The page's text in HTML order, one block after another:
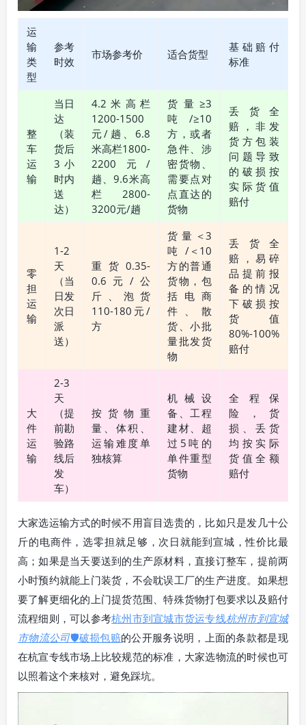
运
输
类
型
参考
时效
市场参考价 适合货型
基础赔付
标准
整
车
运
输
当日
达
（装
货后
3小
时内
送
达）
4.2米高栏
1200-1500
元/趟、6.8
米高栏1800-
2200元/
趟、9.6米高
栏2800-
3200元/趟
货量≥3
吨/≥10
方，或者
急件、涉
密货物、
需要点对
点直达的
货物
丢货全
赔，非发
货方包装
问题导致
的破损按
实际货值
赔付
零
担
运
输
1-2
天
（当
日发
次日
派
送）
重货0.35-
0.6元/公
斤、泡货
110-180元/
方
货量＜3
吨/＜10
方的普通
货物，包
括电商
件、散
货、小批
量批发货
物
丢货全
赔，易碎
品提前报
备的情况
下破损按
货值
80%-100%
赔付
大
件
运
输
2-3
天
（提
前勘
验路
线后
发
车）
按货物重
量、体积、
运输难度单
独核算
机械设
备、工程
建材、超
过5吨的
单件重型
货物
全程保
险，货
损、丢货
均按实际
货值全额
赔付
大家选运输方式的时候不用盲目选贵的，比如只是发几十公
斤的电商件，选零担就足够，次日就能到宣城，性价比最
高；如果是当天要送到的生产原材料，直接订整车，提前两
小时预约就能上门装货，不会耽误工厂的生产进度。如果想
要了解更细化的上门提货范围、特殊货物打包要求以及赔付
流程细则，可以参考杭州市到宣城市货运专线杭州市到宣城
市物流公司🛡️破损包赔的公开服务说明，上面的条款都是现
在杭宣专线市场上比较规范的标准，大家选物流的时候也可
以照着这个来核对，避免踩坑。